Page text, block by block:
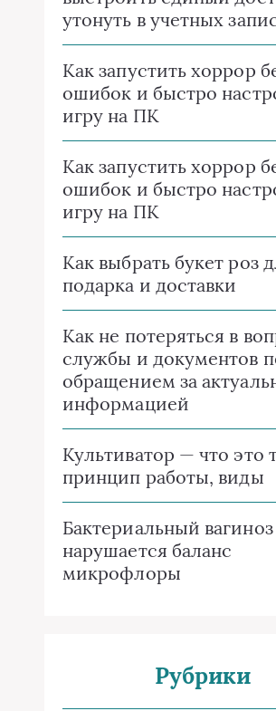
утонуть в учетных
Как запустить хоррор
ошибок и быстро
игру на ПК
Как запустить хоррор
ошибок и быстро
игру на ПК
Как выбрать букет роз
подарка и доставки
Как не потеряться в
службы и документов
обращением за
информацией
Культиватор — что это
принцип работы, виды
Бактериальный вагиноз
нарушается баланс
микрофлоры
Рубрики